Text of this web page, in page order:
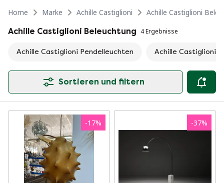
Home Marke Achille Castiglioni
Achille Castiglioni
Achille Castiglioni Beleuchtung 4 Ergebnisse
Achille Castiglioni Pendelleuchten Achille Castiglioni
Sortieren und filtern
-17% -37%